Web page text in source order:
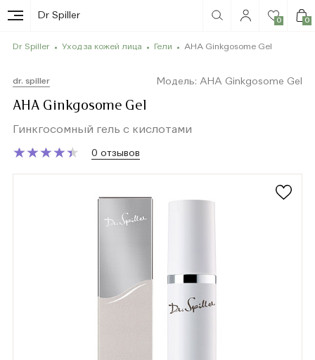
Dr Spiller
0 0
Dr Spiller Уход за кожей лица Гели AHA Ginkgosome Gel
dr. spiller Модель: AHA Ginkgosome Gel
AHA Ginkgosome Gel
Гинкгосомный гель с кислотами
★
★★
★★
★★
★★
★ 0 отзывов